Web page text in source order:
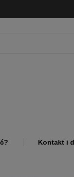
Kontakt i